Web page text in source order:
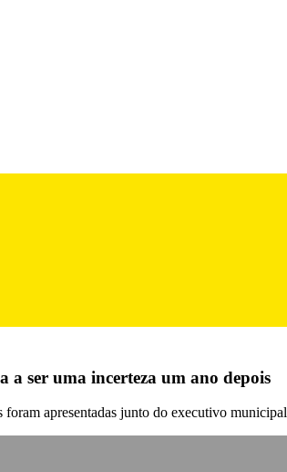
a ser uma incerteza um ano depois
apresentadas junto do executivo municipal